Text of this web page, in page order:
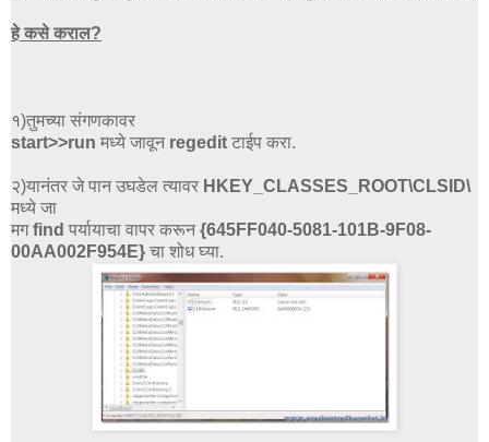
हे कसे कराल?
१)तुमच्या संगणकावर
start>>run मध्ये जावून regedit टाईप करा.
२)यानंतर जे पान उघडेल त्यावर HKEY_CLASSES_ROOT\CLSID\
मध्ये जा
मगfind पर्यायाचा वापर करून{645FF040-5081-101B-9F08-
00AA002F954E} चा शोध घ्या.